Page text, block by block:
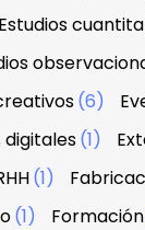
Estudios
(6)
digitales(1)
(1)
(1) Formación